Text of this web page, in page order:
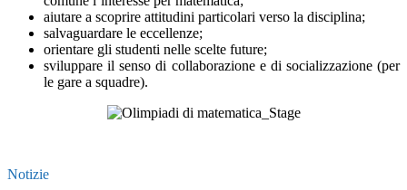
aiutare a scoprire attitudini particolari verso la disciplina;
salvaguardare le eccellenze;
orientare gli studenti nelle scelte future;
sviluppare il senso di collaborazione e di socializzazione (per
le gare a squadre).
Notizie